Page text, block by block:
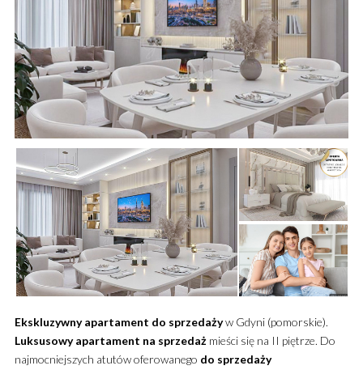
Ekskluzywny apartament do sprzedażyw Gdyni (pomorskie).
Luksusowy apartament na sprzedażmieści się na II piętrze. Do
najmocniejszych atutów oferowanego do sprzedaży